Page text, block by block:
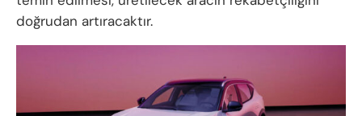
doğrudan artıracaktır.